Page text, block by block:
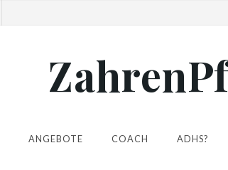
ANGEBOTE COACH ADHS?